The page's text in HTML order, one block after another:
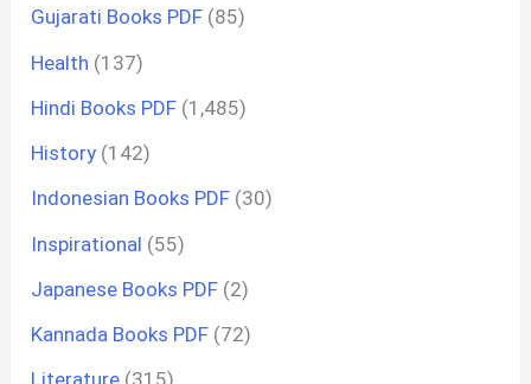
Gujarati Books PDF (85)
Health (137)
Hindi Books PDF (1,485)
History (142)
Indonesian Books PDF (30)
Inspirational (55)
Japanese Books PDF (2)
Kannada Books PDF (72)